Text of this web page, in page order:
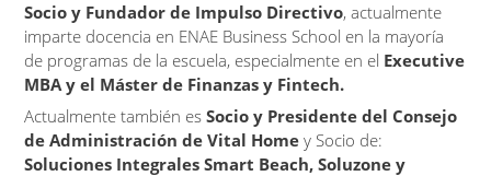
Socio y Fundador de Impulso Directivo, actualmente
imparte docencia en ENAE Business School en la mayoría
de programas de la escuela, especialmente en el Executive
MBA y el Máster de Finanzas y Fintech.
Actualmente también es Socio y Presidente del Consejo
de Administración de Vital Home y Socio de:
Soluciones Integrales Smart Beach, Soluzone y